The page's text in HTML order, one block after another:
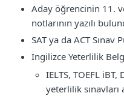
Aday öğrencinin 11.
notlarının yazılı
SAT ya da ACT Sınav
İngilizce Yeterlilik
IELTS, TOEFL
yeterlilik sınavları